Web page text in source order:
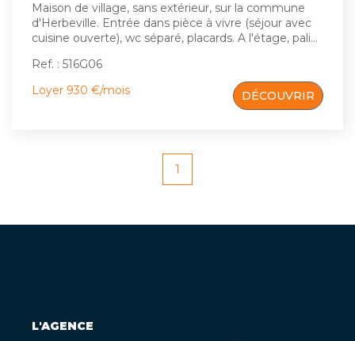
Maison de village, sans extérieur, sur la commune
d'Herbeville. Entrée dans pièce à vivre (séjour avec
cuisine ouverte), wc séparé, placards. A l'étage, palier
wc séparé. Herbeville, village au calme à proximité
des communes de Maule, Mareil sur Mauldre,
Crespières.
Ref. : 516G06
Loyer 930 €/mois
DÉCOUVRIR
1
L'AGENCE